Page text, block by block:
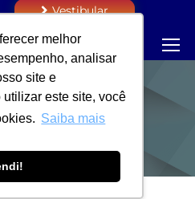
melhor
analisar
site e
este site, você
Saiba mais
Vestibular